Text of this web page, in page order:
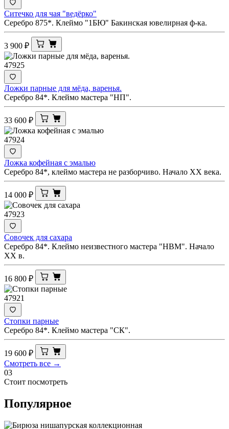
Ситечко для чая "ведёрко"
Серебро 875*. Клеймо "1БЮ" Бакинская ювелирная ф-ка.
3 900 ₽
47925
Ложки парные для мёда, варенья.
Серебро 84*. Клеймо мастера "НП".
33 600 ₽
47924
Ложка кофейная с эмалью
Серебро 84*, клеймо мастера не разборчиво. Начало XX века.
14 000 ₽
47923
Совочек для сахара
Серебро 84*. Клеймо неизвестного мастера "НВМ". Начало
XX в.
16 800 ₽
47921
Стопки парные
Серебро 84*. Клеймо мастера "СК".
19 600 ₽
Смотреть все →
03
Стоит посмотреть
Популярное